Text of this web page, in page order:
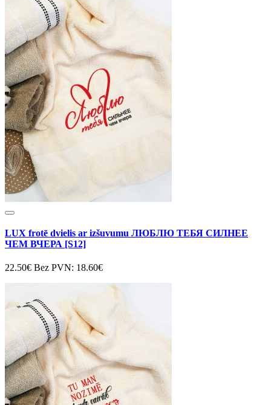
LUX frotē dvielis ar izšuvumu ЛЮБЛЮ ТЕБЯ СИЛНЕЕ
ЧЕМ ВЧЕРА [S12]
22.50€ Bez PVN: 18.60€